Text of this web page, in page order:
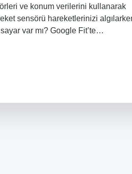
ve konum verilerini kullanarak
sensörü hareketlerinizi
var mı? Google Fit’te…